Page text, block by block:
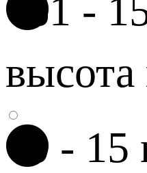
61 -
0 - 15